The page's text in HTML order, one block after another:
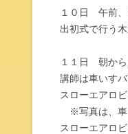
１０日 午前、
出初式で行う
１１日 朝から
講師は車いす
スローエアロ
※写真は、車
スローエアロ